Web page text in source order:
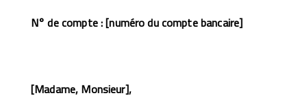
N° de compte : [numéro du compte bancaire]
[Madame, Monsieur],